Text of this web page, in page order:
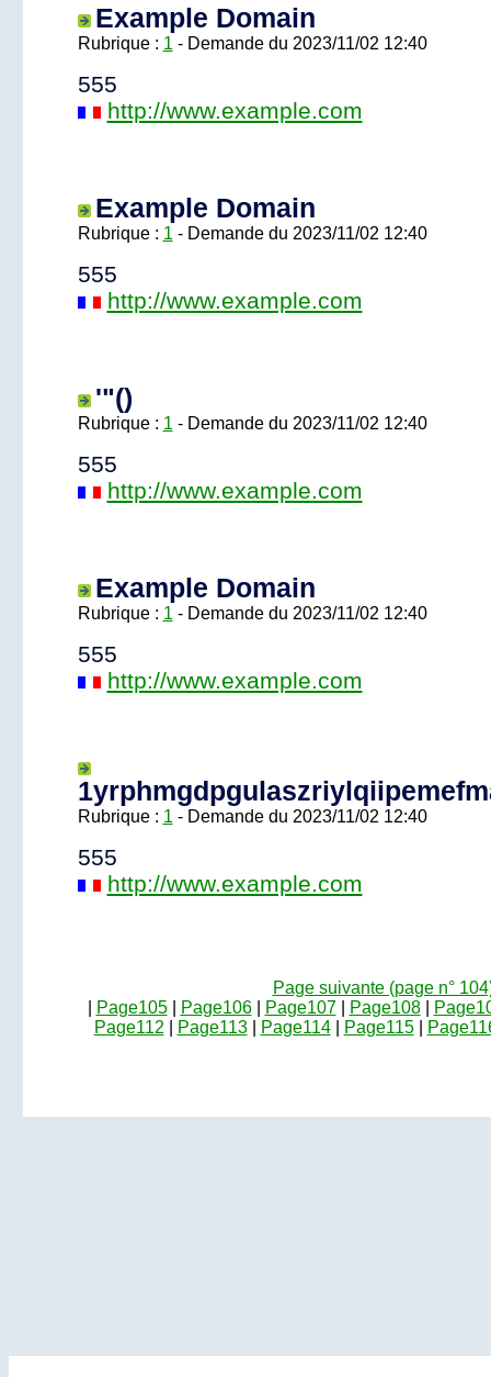
Example Domain
Rubrique : 1 - Demande du 2023/11/02 12:40
555
http://www.example.com
Example Domain
Rubrique : 1 - Demande du 2023/11/02 12:40
555
http://www.example.com
'"()
Rubrique : 1 - Demande du 2023/11/02 12:40
555
http://www.example.com
Example Domain
Rubrique : 1 - Demande du 2023/11/02 12:40
555
http://www.example.com
Rubrique : 1 - Demande du 2023/11/02 12:40
555
http://www.example.com
Page suivante (page n°
Page105| Page106| Page107| Page108|
Page112
Page113| Page114| Page115|